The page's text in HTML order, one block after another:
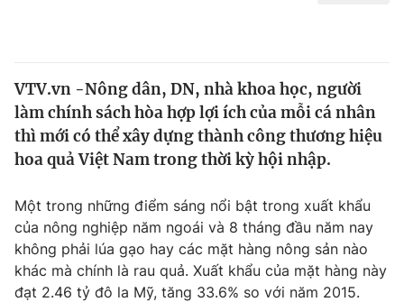
Thế giới
Tin tức
Thế giới đó đây
Câu chuyện quốc tế
Tài chính
Thị trường
Góc doanh nghiệp
Dữ liệu và đời sống
Truyền hình
VTV.vn -Nông dân, DN, nhà khoa học, người
làm chính sách hòa hợp lợi ích của mỗi cá nhân
thì mới có thể xây dựng thành công thương hiệu
hoa quả Việt Nam trong thời kỳ hội nhập.
Một trong những điểm sáng nổi bật trong xuất khẩu
của nông nghiệp năm ngoái và 8 tháng đầu năm nay
không phải lúa gạo hay các mặt hàng nông sản nào
khác mà chính là rau quả. Xuất khẩu của mặt hàng này
đạt 2.46 tỷ đô la Mỹ, tăng 33.6% so với năm 2015.